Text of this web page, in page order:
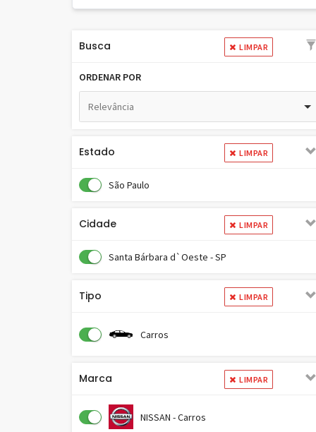
Busca LIMPAR
ORDENAR POR
Relevância
Estado LIMPAR
São Paulo
Cidade LIMPAR
Santa Bárbara d`Oeste - SP
Tipo LIMPAR
Carros
Marca LIMPAR
NISSAN - Carros